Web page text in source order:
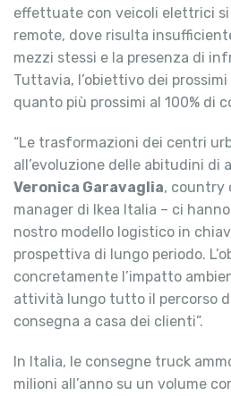
effettuate con veicoli elettrici
remote, dove risulta
mezzi stessi e la presenza di
Tuttavia, l’obiettivo dei
quanto più prossimi al 100% di
“Le trasformazioni dei centri
all’evoluzione delle abitudini di
Veronica Garavaglia, country
manager di Ikea Italia – ci
nostro modello logistico in
prospettiva di lungo periodo.
concretamente l’impatto
attività lungo tutto il percorso
consegna a casa dei clienti”.
In Italia, le consegne truck
milioni all’anno su un volume